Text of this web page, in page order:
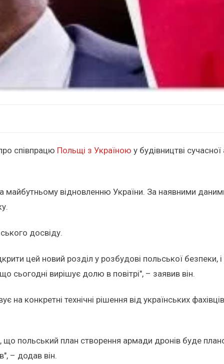
співпрацю Польщі з Україною у будівництві
майбутньому відновленню України. За наявними
досвіду.
цей новий розділ у розбудові польської
сьогодні вирішує долю в повітрі", – заявив він.
конкретні технічні рішення від українських
польський план створення армади дронів буде
– додав він.